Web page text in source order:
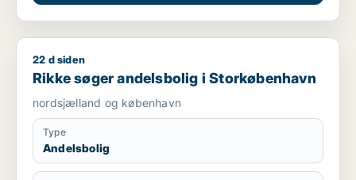
Rikke søger andelsbolig i Storkøbenhavn
22 d siden
Rikke søger andelsbolig i Storkøbenhavn
nordsjælland og københavn
Type
Andelsbolig